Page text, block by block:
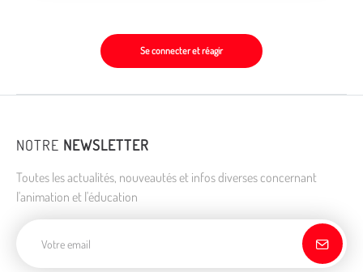
Se connecter et réagir
NOTRE NEWSLETTER
Toutes les actualités, nouveautés et infos diverses concernant
l'animation et l'éducation